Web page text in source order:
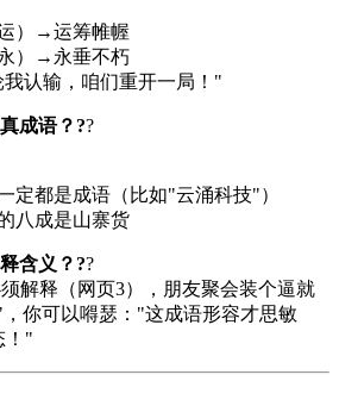
）→运筹帷幄
）→永垂不朽
认输，咱们重开一局！"
成语？??
定都是成语（比如"云涌科技"）
八成是山寨货
含义？??
解释（网页3），朋友聚会装个逼就
你可以嘚瑟："这成语形容才思敏
！"